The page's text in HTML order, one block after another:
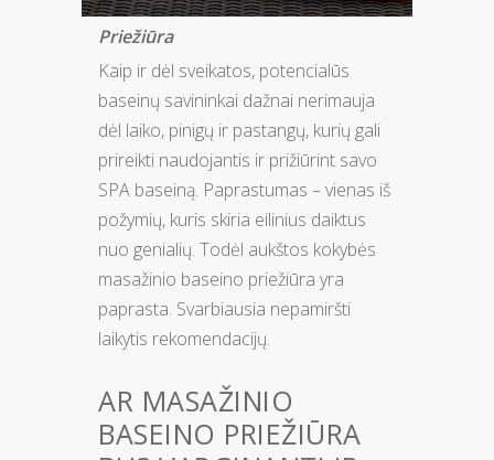
Priežiūra
Kaip ir dėl sveikatos, potencialūs
baseinų savininkai dažnai nerimauja
dėl laiko, pinigų ir pastangų, kurių gali
prireikti naudojantis ir prižiūrint savo
SPA baseiną. Paprastumas – vienas iš
požymių, kuris skiria eilinius daiktus
nuo genialių. Todėl aukštos kokybės
masažinio baseino priežiūra yra
paprasta. Svarbiausia nepamiršti
laikytis rekomendacijų.
AR MASAŽINIO
BASEINO PRIEŽIŪRA